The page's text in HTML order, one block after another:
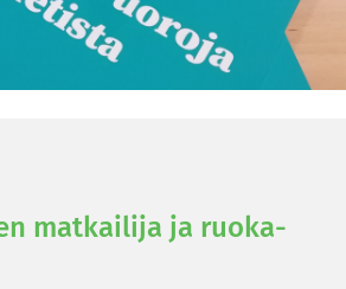
mat­kai­li­ja ja ruoka-​